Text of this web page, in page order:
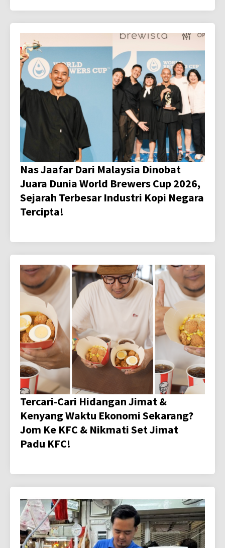
Nas Jaafar Dari Malaysia Dinobat
Juara Dunia World Brewers Cup 2026,
Sejarah Terbesar Industri Kopi Negara
Tercipta!
Tercari-Cari Hidangan Jimat &
Kenyang Waktu Ekonomi Sekarang?
Jom Ke KFC & Nikmati Set Jimat
Padu KFC!